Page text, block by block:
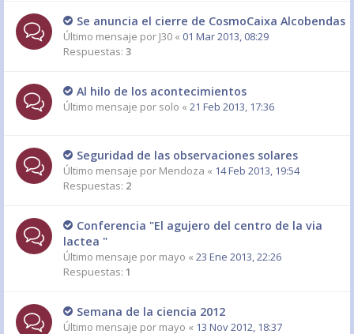
Se anuncia el cierre de CosmoCaixa Alcobendas
Último mensaje por J30 « 01 Mar 2013, 08:29
Respuestas: 3
Al hilo de los acontecimientos
Último mensaje por solo « 21 Feb 2013, 17:36
Seguridad de las observaciones solares
Último mensaje por Mendoza « 14 Feb 2013, 19:54
Respuestas: 2
Conferencia "El agujero del centro de la via
lactea "
Último mensaje por mayo « 23 Ene 2013, 22:26
Respuestas: 1
Semana de la ciencia 2012
Último mensaje por mayo « 13 Nov 2012, 18:37